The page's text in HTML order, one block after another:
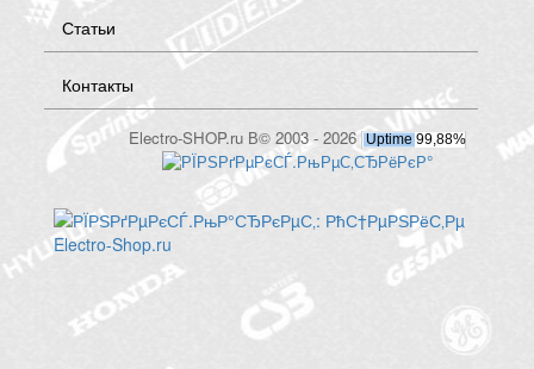
Статьи
Контакты
Electro-SHOP.ru В© 2003 - 2026